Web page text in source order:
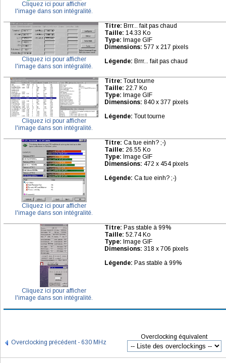
Cliquez ici pour afficher
l'image dans son intégralité.
Cliquez ici pour afficher
l'image dans son intégralité.
Titre: Brrr... fait pas chaud
Taille: 14.33 Ko
Type: Image GIF
Dimensions: 577 x 217 pixels
Légende: Brrr... fait pas chaud
Cliquez ici pour afficher
l'image dans son intégralité.
Titre: Tout tourne
Taille: 22.7 Ko
Type: Image GIF
Dimensions: 840 x 377 pixels
Légende: Tout tourne
Cliquez ici pour afficher
l'image dans son intégralité.
Titre: Ca tue einh? ;-)
Taille: 26.55 Ko
Type: Image GIF
Dimensions: 472 x 454 pixels
Légende: Ca tue einh? ;-)
Cliquez ici pour afficher
l'image dans son intégralité.
Titre: Pas stable à 99%
Taille: 52.74 Ko
Type: Image GIF
Dimensions: 318 x 706 pixels
Légende: Pas stable à 99%
Overclocking précédent - 630 MHz
Overclocking équivalent